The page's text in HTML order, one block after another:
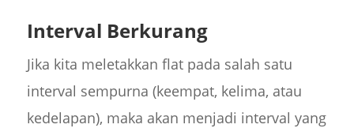
Interval Berkurang
Jika kita meletakkan flat pada salah satu
interval sempurna (keempat, kelima, atau
kedelapan), maka akan menjadi interval yang